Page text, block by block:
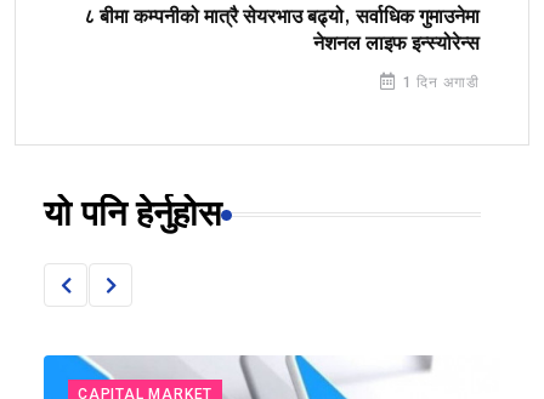
८ बीमा कम्पनीको मात्रै सेयरभाउ बढ्यो, सर्वाधिक गुमाउनेमा
नेशनल लाइफ इन्स्योरेन्स
1 दिन अगाडी
यो पनि हेर्नुहोस
CAPITAL MARKET